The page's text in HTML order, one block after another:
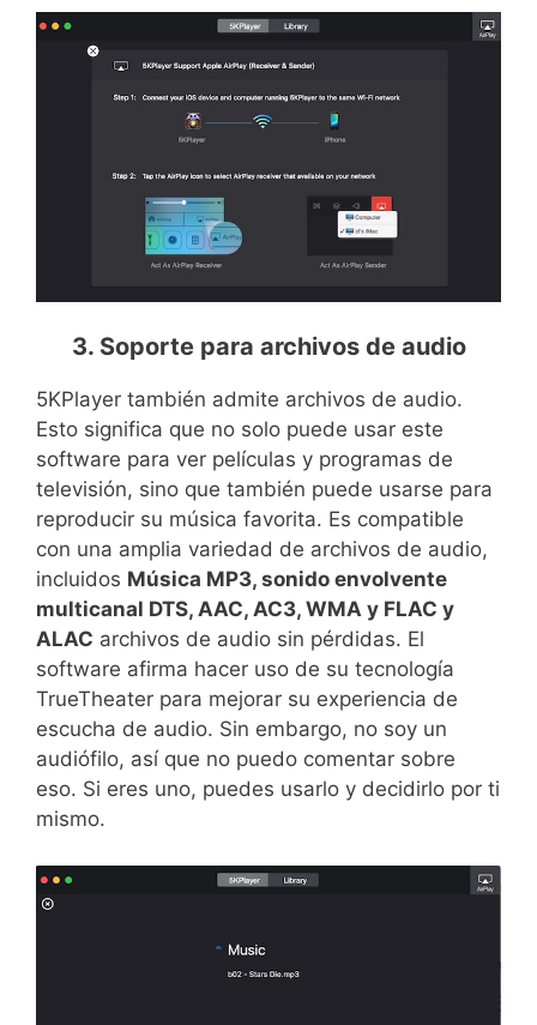
3. Soporte para archivos de audio
5KPlayer también admite archivos de audio.
Esto significa que no solo puede usar este
software para ver películas y programas de
televisión, sino que también puede usarse para
reproducir su música favorita. Es compatible
con una amplia variedad de archivos de audio,
incluidos Música MP3, sonido envolvente
multicanal DTS, AAC, AC3, WMA y FLAC y
ALAC archivos de audio sin pérdidas. El
software afirma hacer uso de su tecnología
TrueTheater para mejorar su experiencia de
escucha de audio. Sin embargo, no soy un
audiófilo, así que no puedo comentar sobre
eso. Si eres uno, puedes usarlo y decidirlo por ti
mismo.